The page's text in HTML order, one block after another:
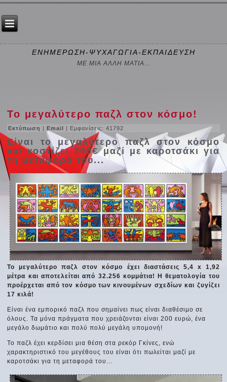
ΕΝΗΜΕΡΩΣΗ-ΨΥΧΑΓΩΓΙΑ-ΕΚΠΑΙΔΕΥΣΗ
ΜΕ ΜΙΑ ΑΛΛΗ ΜΑΤΙΑ...
Το μεγαλύτερο παζλ στον κόσμο!
Εκτύπωση |Email | Εμφανίσεις: 41792
Είναι το μεγαλύτερο παζλ στον κόσμο
και κοστίζει 200€ μαζί με καροτσάκι για
τη μεταφορά του...
Το μεγαλύτερο παζλ στον κόσμο έχει διαστάσεις 5,4 x 1,92
μέτρα και αποτελείται από 32.256 κομμάτια! Η θεματολογία του
προέρχεται από τον κόσμο των κινουμένων σχεδίων και ζυγίζει
17 κιλά!
Είναι ένα εμπορικό παζλ που σημαίνει πως είναι διαθέσιμο σε
όλους. Τα μόνα πράγματα που χρειάζονται είναι 200 ευρώ, ένα
μεγάλο δωμάτιο και πολύ πολύ μεγάλη υπομονή!
Το παζλ έχει κερδίσει μια θέση στα ρεκόρ Γκίνες, ενώ
χαρακτηριστικό του μεγέθους του είναι ότι πωλείται μαζί με
καροτσάκι για τη μεταφορά του...